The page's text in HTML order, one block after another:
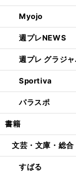
Myojo
週プレNEWS
週プレ グラジ
Sportiva
パラスポ
書籍
文芸・文庫・総合
すばる